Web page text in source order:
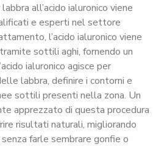
all’acido ialuronico viene
e esperti nel settore
l’acido ialuronico viene
sottili aghi, fornendo un
ialuronico agisce per
labbra, definire i contorni e
sottili presenti nella zona. Un
apprezzato di questa procedura
risultati naturali, migliorando
farle sembrare gonfie o